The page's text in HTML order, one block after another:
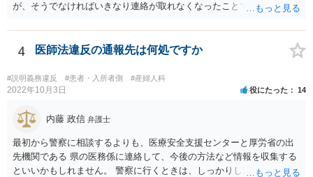
が、そうでなければいきなり連絡が取れなくなったことで不信感もあ
してはいかがでしょうか。 代理人となる場合ですが、事務所ごとにま
ちまちです。 弊所の場合、交渉をお受けするとなると20万円くらいが
4 医師法違反の通報先は何処ですか
#説明義務違反 #患者・入所者側 #産婦人科
2022年10月3日 役にたった 14
内藤 政信 弁護士
最初から警察に相談するよりも、医療安全支援センターと厚労省の出
先機関である 県の医務係に連絡して、今後の方法など情報を収集する
といいかもしれません。 警察に行くときは、しっかりした被害届ある